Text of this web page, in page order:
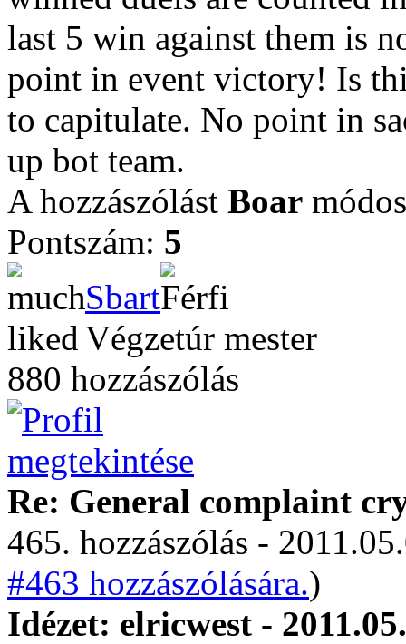
last 5 win against them is
point in event victory! Is
to capitulate. No point in
up bot team.
A hozzászólást Boar
Pontszám: 5
Sbart
Végzetúr mester
880 hozzászólás
Re: General complaint
465. hozzászólás -
#463 hozzászólására.)
Idézet: elricwest -